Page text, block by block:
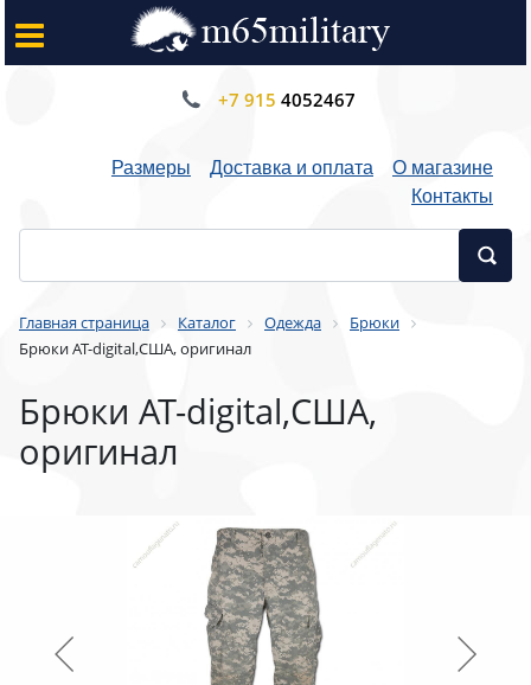
+7 915 4052467
Размеры Доставка и оплата
О магазине
Контакты
Главная страница Каталог Одежда
Брюки
Брюки AT-digital,США, оригинал
Брюки AT-digital,США,
оригинал